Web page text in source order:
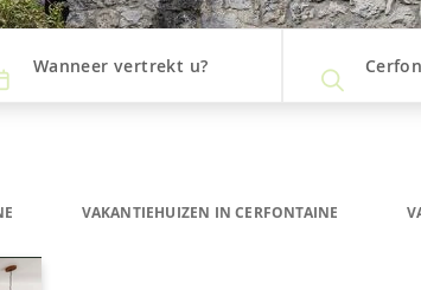
Wanneer vertrekt u?
VAKANTIEHUIZEN IN CERFONTAINE